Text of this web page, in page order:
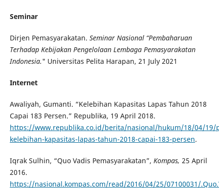
Seminar
Dirjen Pemasyarakatan. Seminar Nasional “Pembaharuan
Terhadap Kebijakan Pengelolaan Lembaga Pemasyarakatan
Indonesia." Universitas Pelita Harapan, 21 July 2021
Internet
Awaliyah, Gumanti. “Kelebihan Kapasitas Lapas Tahun 2018
Capai 183 Persen.” Republika, 19 April 2018.
https://www.republika.co.id/berita/nasional/hukum/18/04/19/
kelebihan-kapasitas-lapas-tahun-2018-capai-183-persen.
Iqrak Sulhin, “Quo Vadis Pemasyarakatan”, Kompas, 25 April
2016.
https://nasional.kompas.com/read/2016/04/25/07100031/